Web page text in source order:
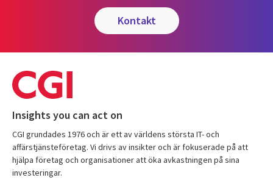
kontakt
Insights you can act on
CGI grundades 1976 och är ett av världens största IT- och
affärstjänsteföretag. Vi drivs av insikter och är fokuserade på att
hjälpa företag och organisationer att öka avkastningen på sina
investeringar.